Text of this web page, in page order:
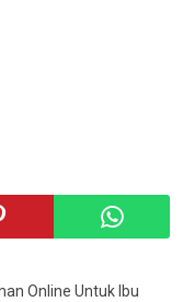
Online Untuk Ibu